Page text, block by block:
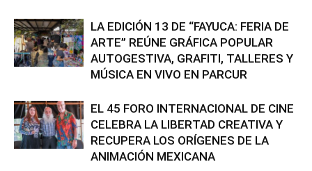
LA EDICIÓN 13 DE “FAYUCA: FERIA DE
ARTE” REÚNE GRÁFICA POPULAR
AUTOGESTIVA, GRAFITI, TALLERES Y
MÚSICA EN VIVO EN PARCUR
EL 45 FORO INTERNACIONAL DE CINE
CELEBRA LA LIBERTAD CREATIVA Y
RECUPERA LOS ORÍGENES DE LA
ANIMACIÓN MEXICANA